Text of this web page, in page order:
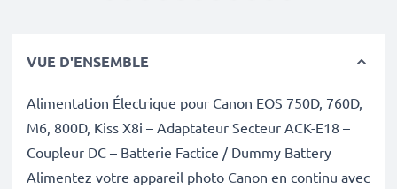
VUE D'ENSEMBLE
Alimentation Électrique pour Canon EOS 750D, 760D,
M6, 800D, Kiss X8i – Adaptateur Secteur ACK-E18 –
Coupleur DC – Batterie Factice / Dummy Battery
Alimentez votre appareil photo Canon en continu avec